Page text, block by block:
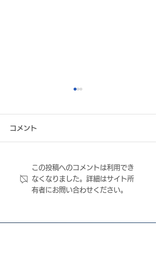
FC大阪 近藤祐輔社長 記
事掲載のお知らせ
コメント
この投稿へのコメントは利用でき
なくなりました。詳細はサイト所
有者にお問い合わせください。